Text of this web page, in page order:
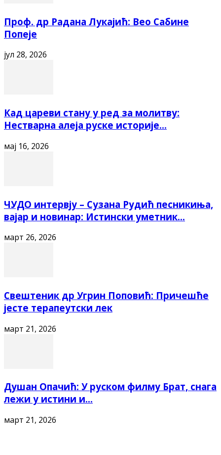
Проф. др Радана Лукајић: Вео Сабине
Попеје
јул 28, 2026
Кад цареви стану у ред за молитву:
Нестварна алеја руске историје...
мај 16, 2026
ЧУДО интервју – Сузана Рудић песникиња,
вајар и новинар: Истински уметник...
март 26, 2026
Свештеник др Угрин Поповић: Причешће
јесте терапеутски лек
март 21, 2026
Душан Опачић: У руском филму Брат, снага
лежи у истини и...
март 21, 2026